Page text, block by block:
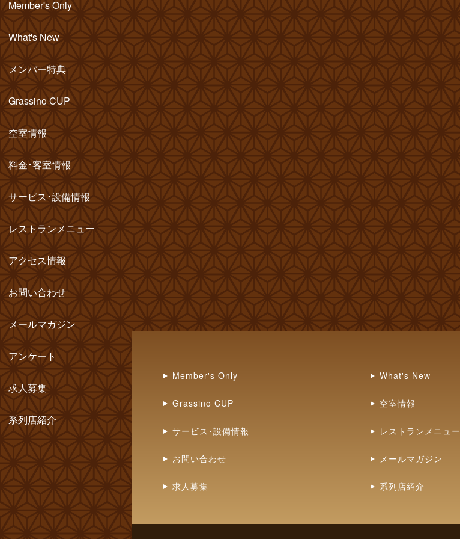
Member's Only
What's New
メンバー特典
Grassino CUP
空室情報
料金･客室情報
サービス･設備情報
レストランメニュー
アクセス情報
お問い合わせ
メールマガジン
アンケート
求人募集
系列店紹介
Member's Only What's New
Grassino CUP 空室情報
サービス･設備情報 レストランメニュー
お問い合わせ メールマガジン
求人募集 系列店紹介